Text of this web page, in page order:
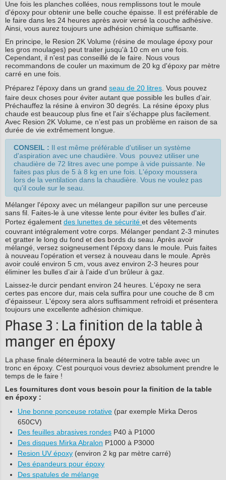
Une fois les planches collées, nous remplissons tout le moule
d'époxy pour obtenir une belle couche épaisse. Il est préférable de
le faire dans les 24 heures après avoir versé la couche adhésive.
Ainsi, vous aurez toujours une adhésion chimique suffisante.
En principe, le Resion 2K Volume (résine de moulage époxy pour
les gros moulages) peut traiter jusqu'à 10 cm en une fois.
Cependant, il n'est pas conseillé de le faire. Nous vous
recommandons de couler un maximum de 20 kg d'époxy par mètre
carré en une fois.
Préparez l'époxy dans un grand seau de 20 litres . Vous pouvez
faire deux choses pour éviter autant que possible les bulles d’air.
Préchauffez la résine à environ 30 degrés. La résine époxy plus
chaude est beaucoup plus fine et l'air s'échappe plus facilement.
Avec Resion 2K Volume, ce n’est pas un problème en raison de sa
durée de vie extrêmement longue.
CONSEIL : Il est même préférable d'utiliser un système
d'aspiration avec une chaudière. Vous pouvez utiliser une
chaudière de 72 litres avec une pompe à vide puissante. Ne
faites pas plus de 5 à 8 kg en une fois. L'époxy moussera
lors de la ventilation dans la chaudière. Vous ne voulez pas
qu'il coule sur le seau.
Mélanger l'époxy avec un mélangeur papillon sur une perceuse
sans fil. Faites-le à une vitesse lente pour éviter les bulles d'air.
Portez également des lunettes de sécurité et des vêtements
couvrant intégralement votre corps. Mélanger pendant 2-3 minutes
et gratter le long du fond et des bords du seau. Après avoir
mélangé, versez soigneusement l'époxy dans le moule. Puis faites
à nouveau l'opération et versez à nouveau dans le moule. Après
avoir coulé environ 5 cm, vous avez environ 2-3 heures pour
éliminer les bulles d’air à l’aide d’un brûleur à gaz.
Laissez-le durcir pendant environ 24 heures. L'époxy ne sera
certes pas encore dur, mais cela suffira pour une couche de 8 cm
d'épaisseur. L'époxy sera alors suffisamment refroidi et présentera
toujours une excellente adhésion chimique.
Phase 3 : La finition de la table à
manger en époxy
La phase finale déterminera la beauté de votre table avec un
tronc en époxy. C'est pourquoi vous devriez absolument prendre le
temps de le faire !
Les fournitures dont vous besoin pour la finition de la table
en époxy :
Une bonne ponceuse rotative (par exemple Mirka Deros
650CV)
Des feuilles abrasives rondes P40 à P1000
Des disques Mirka Abralon P1000 à P3000
Resion UV époxy (environ 2 kg par mètre carré)
Des épandeurs pour époxy
Des spatules de mélange